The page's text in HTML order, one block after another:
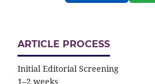
ARTICLE PROCESS
Initial Editorial Screening
1–2 weeks